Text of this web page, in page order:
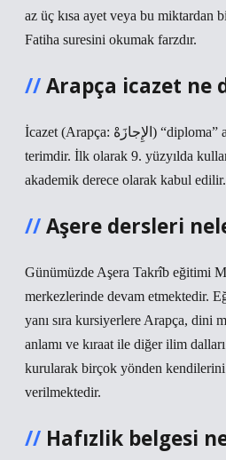
az üç kısa ayet veya bu miktardan
Fatiha suresini okumak farzdır.
Arapça icazet ne
İcazet (Arapça: الإِجازَهْ) “diploma” anlamına gelen bir
terimdir. İlk olarak 9. yüzyılda
akademik derece olarak kabul edilir.
Aşere dersleri
Günümüzde Aşera Takrîb eğitimi
merkezlerinde devam etmektedir.
yanı sıra kursiyerlere Arapça, dini
anlamı ve kıraat ile diğer ilim
kurularak birçok yönden kendilerini
verilmektedir.
Hafızlik belgesi